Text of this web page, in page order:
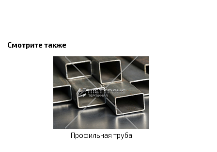
Смотрите также
Профильная труба